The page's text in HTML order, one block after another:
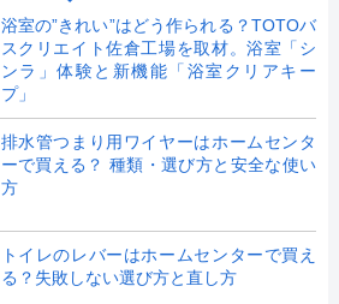
浴室の”きれい”はどう作られる？TOTOバ
スクリエイト佐倉工場を取材。浴室「シ
ンラ」体験と新機能「浴室クリアキー
プ」
排水管つまり用ワイヤーはホームセンタ
ーで買える？ 種類・選び方と安全な使い
方
トイレのレバーはホームセンターで買え
る？失敗しない選び方と直し方